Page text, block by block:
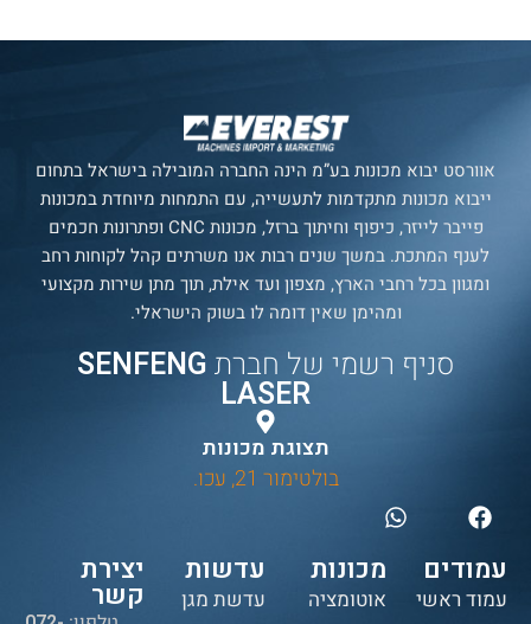
אוורסט יבוא מכונות בע”מ הינה החברה המובילה בישראל בתחום
ייבוא מכונות מתקדמות לתעשייה, עם התמחות מיוחדת במכונות
פייבר לייזר, כיפוף וחיתוך ברזל, מכונות CNC ופתרונות חכמים
לענף המתכת. במשך שנים רבות אנו משרתים קהל לקוחות רחב
ומגוון בכל רחבי הארץ, מצפון ועד אילת, תוך מתן שירות מקצועי
ומהימן שאין דומה לו בשוק הישראלי.
סניף רשמי של חברתSENFENG
LASER
תצוגת מכונות
בולטימור 21, עכו.
עמודים
עמוד ראשי
מכונות
אוטומציה
עדשות
עדשת מגן
יצירת
קשר